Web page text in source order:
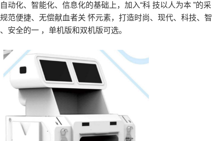
动化、智能化、信息化的基础上，加入“科 技以人为本 ”的采
范便捷、无偿献血者关 怀元素，打造时尚、现代、科技、智
安全的一 ，单机版和双机版可选。